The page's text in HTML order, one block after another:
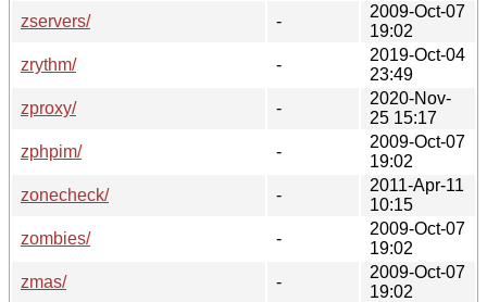
zservers/
-
2009-Oct-07
19:02
zrythm/
-
2019-Oct-04
23:49
zproxy/
-
2020-Nov-
25 15:17
zphpim/
-
2009-Oct-07
19:02
zonecheck/
-
2011-Apr-11
10:15
zombies/
-
2009-Oct-07
19:02
zmas/
-
2009-Oct-07
19:02